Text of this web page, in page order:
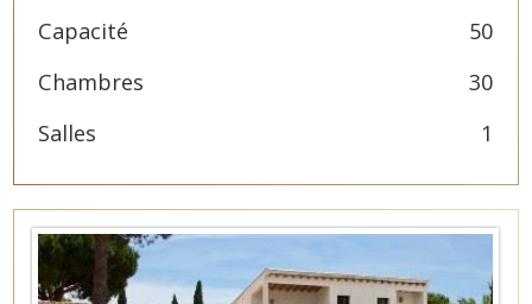
Capacité
50
Chambres
30
Salles
1